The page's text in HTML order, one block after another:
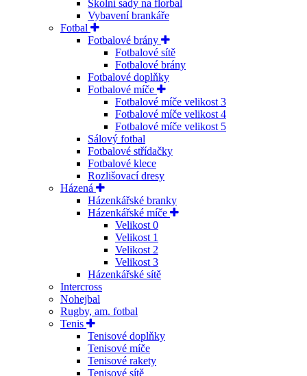
Školní sady na florbal
Vybavení brankáře
Fotbal
Fotbalové brány
Fotbalové sítě
Fotbalové brány
Fotbalové doplňky
Fotbalové míče
Fotbalové míče velikost 3
Fotbalové míče velikost 4
Fotbalové míče velikost 5
Sálový fotbal
Fotbalové střídačky
Fotbalové klece
Rozlišovací dresy
Házená
Házenkářské branky
Házenkářské míče
Velikost 0
Velikost 1
Velikost 2
Velikost 3
Házenkářské sítě
Intercross
Nohejbal
Rugby, am. fotbal
Tenis
Tenisové doplňky
Tenisové míče
Tenisové rakety
Tenisové sítě